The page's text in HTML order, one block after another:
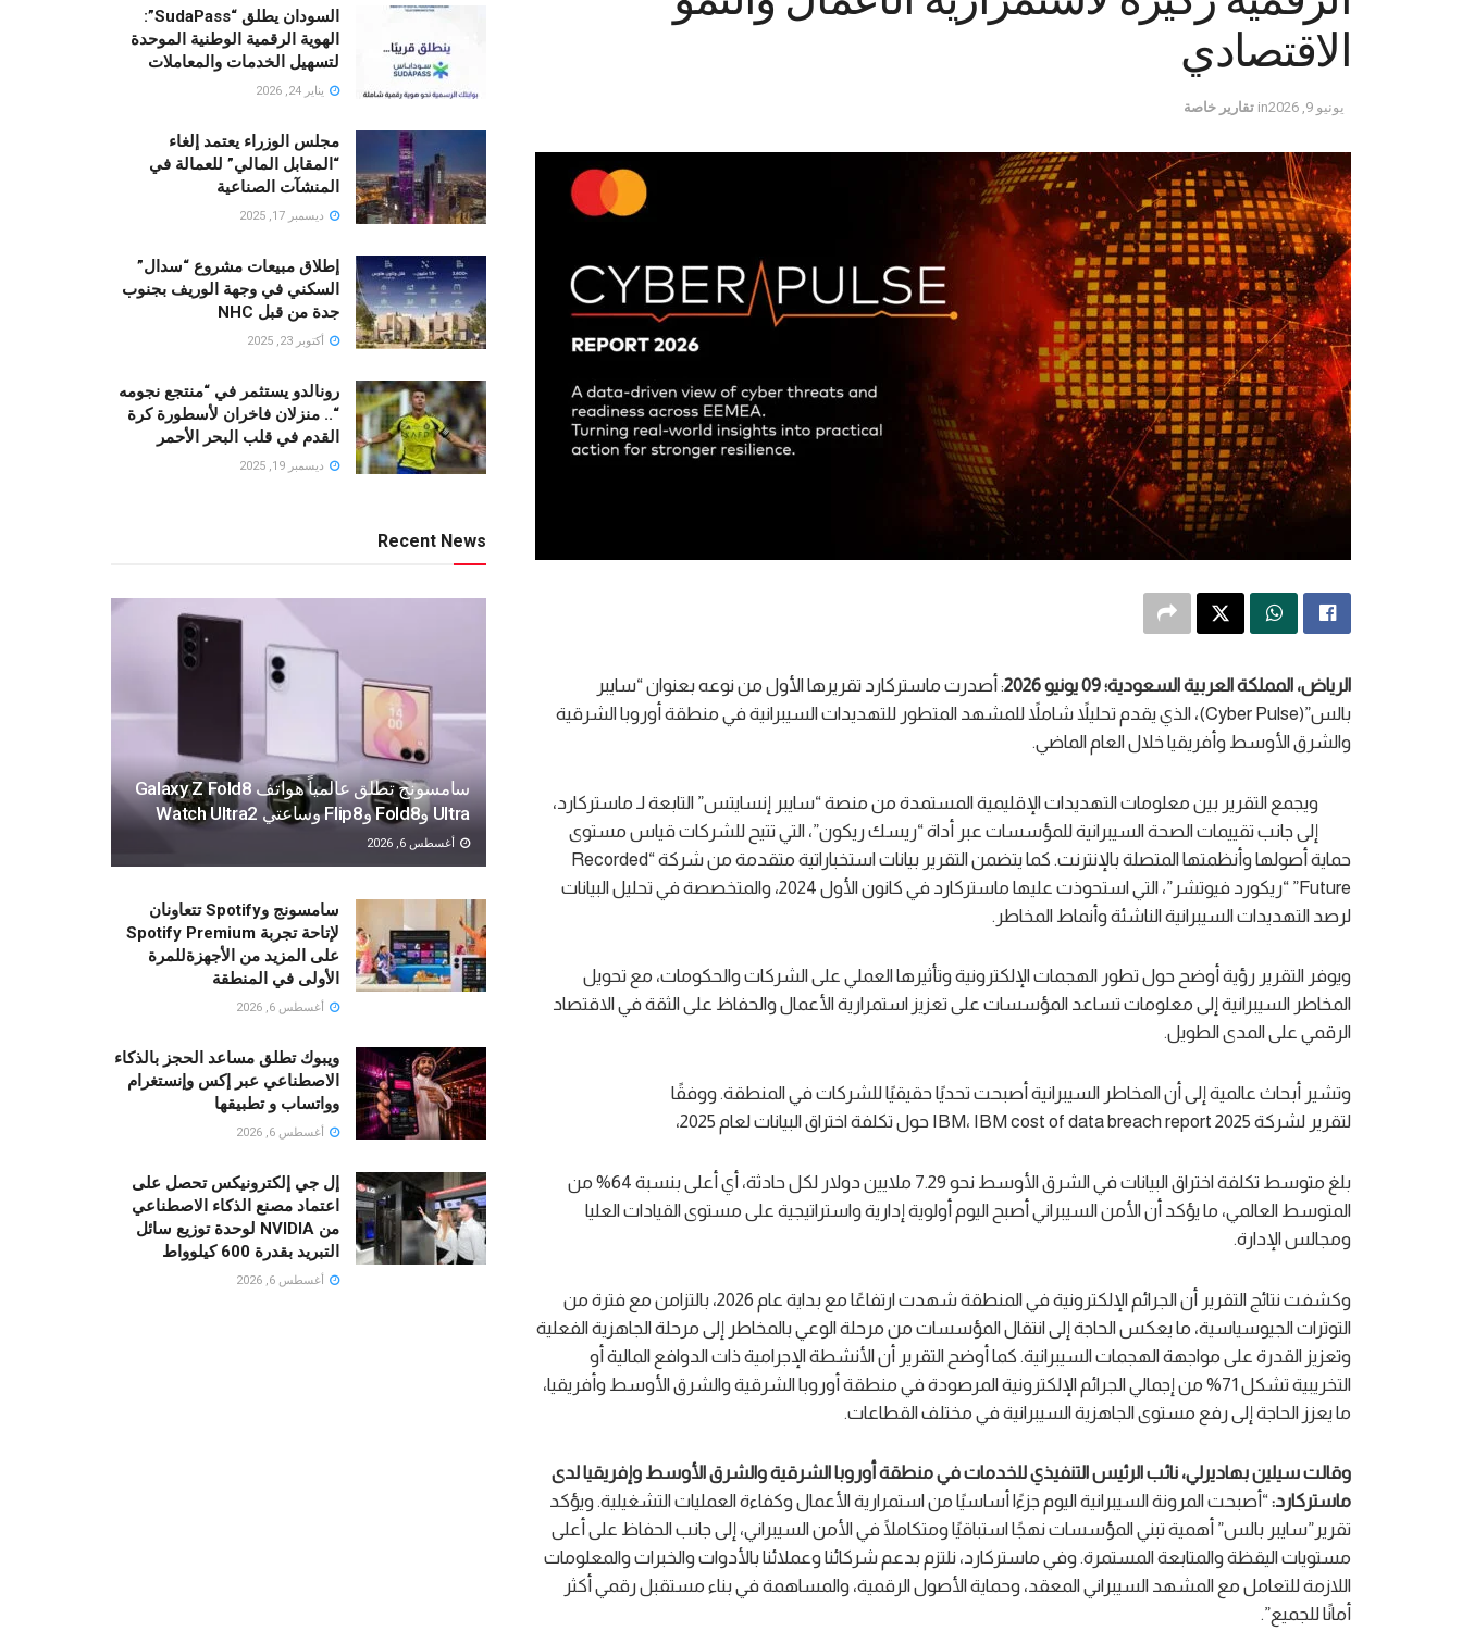
الاقتصادي
يونيو 9, 2026 in تقارير خاصة
الرياض، المملكة العربية السعودية؛09يونيو2026: أصدرت ماستركارد تقريرها الأول من نوعه بعنوان “سايبر
بالس”(Cyber Pulse)، الذي يقدم تحليلاً شاملاً للمشهد المتطور للتهديدات السيبرانية في منطقة أوروبا الشرقية
والشرق الأوسط وأفريقيا خلال العام الماضي.
ويجمع التقرير بين معلومات التهديدات الإقليمية المستمدة من منصة “سايبر إنسايتس” التابعة لـ ماستركارد،
إلى جانب تقييمات الصحة السيبرانية للمؤسسات عبر أداة “ريسك ريكون”، التي تتيح للشركات قياس مستوى
حماية أصولها وأنظمتها المتصلة بالإنترنت. كما يتضمن التقرير بيانات استخباراتية متقدمة من شركة “Recorded
Future” “ريكورد فيوتشر”، التي استحوذت عليها ماستركارد في كانون الأول 2024، والمتخصصة في تحليل البيانات
لرصد التهديدات السيبرانية الناشئة وأنماط المخاطر.
ويوفر التقرير رؤية أوضح حول تطور الهجمات الإلكترونية وتأثيرها العملي على الشركات والحكومات، مع تحويل
المخاطر السيبرانية إلى معلومات تساعد المؤسسات على تعزيز استمرارية الأعمال والحفاظ على الثقة في الاقتصاد
الرقمي على المدى الطويل.
وتشير أبحاث عالمية إلى أن المخاطر السيبرانية أصبحت تحديًا حقيقيًا للشركات في المنطقة. ووفقًا
لتقرير لشركة IBM، IBM cost of data breach report 2025 حول تكلفة اختراق البيانات لعام 2025،
بلغ متوسط تكلفة اختراق البيانات في الشرق الأوسط نحو 7.29 ملايين دولار لكل حادثة، أي أعلى بنسبة 64% من
المتوسط العالمي، ما يؤكد أن الأمن السيبراني أصبح اليوم أولوية إدارية واستراتيجية على مستوى القيادات العليا
ومجالس الإدارة.
وكشفت نتائج التقرير أن الجرائم الإلكترونية في المنطقة شهدت ارتفاعًا مع بداية عام 2026، بالتزامن مع فترة من
التوترات الجيوسياسية، ما يعكس الحاجة إلى انتقال المؤسسات من مرحلة الوعي بالمخاطر إلى مرحلة الجاهزية الفعلية
وتعزيز القدرة على مواجهة الهجمات السيبرانية. كما أوضح التقرير أن الأنشطة الإجرامية ذات الدوافع المالية أو
التخريبية تشكل 71% من إجمالي الجرائم الإلكترونية المرصودة في منطقة أوروبا الشرقية والشرق الأوسط وأفريقيا،
ما يعزز الحاجة إلى رفع مستوى الجاهزية السيبرانية في مختلف القطاعات.
وقالت سيلين بهاديرلي، نائب الرئيس التنفيذي للخدمات في منطقة أوروبا الشرقية والشرق الأوسط وإفريقيا لدى
ماستركارد:“أصبحت المرونة السيبرانية اليوم جزءًا أساسيًا من استمرارية الأعمال وكفاءة العمليات التشغيلية. ويؤكد
تقرير”سايبر بالس” أهمية تبني المؤسسات نهجًا استباقيًا ومتكاملًا في الأمن السيبراني، إلى جانب الحفاظ على أعلى
مستويات اليقظة والمتابعة المستمرة. وفي ماستركارد، نلتزم بدعم شركائنا وعملائنا بالأدوات والخبرات والمعلومات
اللازمة للتعامل مع المشهد السيبراني المعقد، وحماية الأصول الرقمية، والمساهمة في بناء مستقبل رقمي أكثر
أمانًا للجميع”.
السودان يطلق “SudaPass”:
الهوية الرقمية الوطنية الموحدة
لتسهيل الخدمات والمعاملات
يناير 24, 2026
مجلس الوزراء يعتمد إلغاء
“المقابل المالي” للعمالة في
المنشآت الصناعية
ديسمبر 17, 2025
إطلاق مبيعات مشروع “سدال”
السكني في وجهة الوريف بجنوب
جدة من قبل NHC
أكتوبر 23, 2025
رونالدو يستثمر في “منتجع نجومه
“.. منزلان فاخران لأسطورة كرة
القدم في قلب البحر الأحمر
ديسمبر 19, 2025
Recent News
سامسونج تطلق عالمياً هواتف Galaxy Z Fold8
Ultra وFold8 وFlip8 وساعتي Watch Ultra2
أغسطس 6, 2026
سامسونج وSpotify تتعاونان
لإتاحة تجربة Spotify Premium
على المزيد من الأجهزةللمرة
الأولى في المنطقة
أغسطس 6, 2026
ويبوك تطلق مساعد الحجز بالذكاء
الاصطناعي عبر إكس وإنستغرام
وواتساب و تطبيقها
أغسطس 6, 2026
إل جي إلكترونيكس تحصل على
اعتماد مصنع الذكاء الاصطناعي
من NVIDIA لوحدة توزيع سائل
التبريد بقدرة 600 كيلوواط
أغسطس 6, 2026